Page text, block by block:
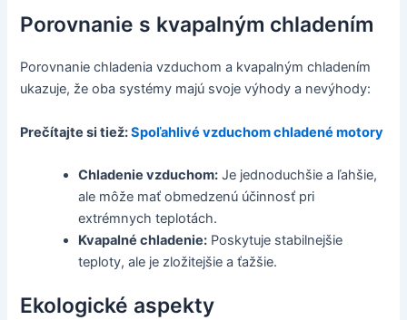
Porovnanie s kvapalným chladením
Porovnanie chladenia vzduchom a kvapalným chladením
ukazuje, že oba systémy majú svoje výhody a nevýhody:
Prečítajte si tiež:Spoľahlivé vzduchom chladené motory
Chladenie vzduchom: Je jednoduchšie a ľahšie,
ale môže mať obmedzenú účinnosť pri
extrémnych teplotách.
Kvapalné chladenie: Poskytuje stabilnejšie
teploty, ale je zložitejšie a ťažšie.
Ekologické aspekty